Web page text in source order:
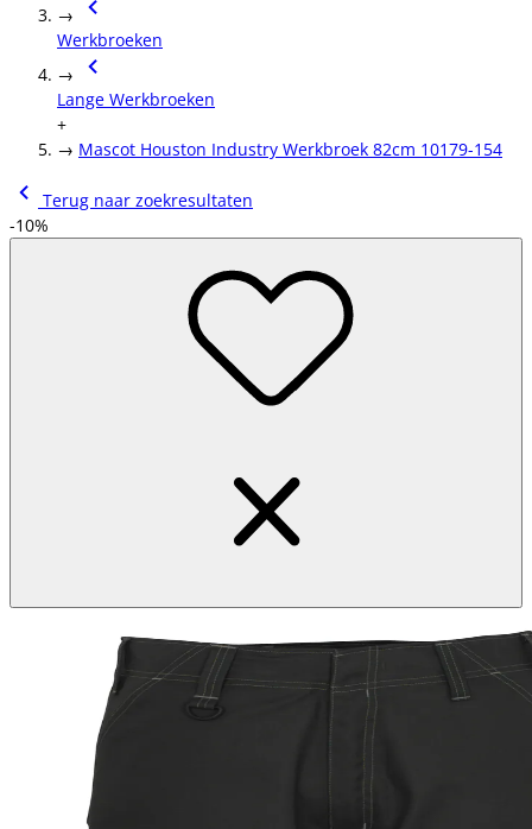
→
Werkbroeken
→
Lange Werkbroeken
+
→ Mascot Houston Industry Werkbroek 82cm 10179-154
Terug naar zoekresultaten
-10%